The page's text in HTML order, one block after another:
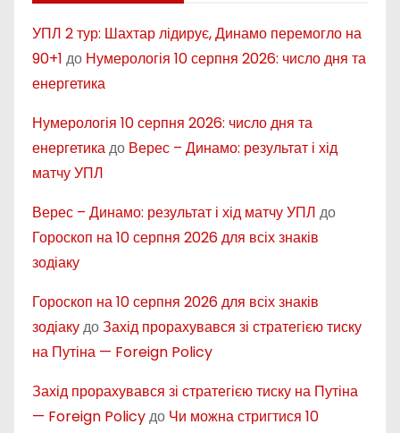
УПЛ 2 тур: Шахтар лідирує, Динамо перемогло на
90+1 до Нумерологія 10 серпня 2026: число дня та
енергетика
Нумерологія 10 серпня 2026: число дня та
енергетикадо Верес – Динамо: результат і хід
матчу УПЛ
Верес – Динамо: результат і хід матчу УПЛ до
Гороскоп на 10 серпня 2026 для всіх знаків
зодіаку
Гороскоп на 10 серпня 2026 для всіх знаків
зодіакудоЗахід прорахувався зі стратегією тиску
на Путіна — Foreign Policy
Захід прорахувався зі стратегією тиску на Путіна
— Foreign Policyдо Чи можна стригтися 10